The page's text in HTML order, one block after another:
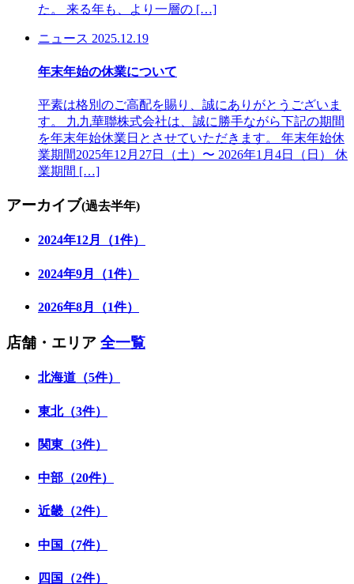
た。 来る年も、より一層の […]
ニュース 2025.12.19
年末年始の休業について
平素は格別のご高配を賜り、誠にありがとうございま
す。 九九華聯株式会社は、誠に勝手ながら下記の期間
を年末年始休業日とさせていただきます。 年末年始休
業期間2025年12月27日（土）〜 2026年1月4日（日） 休
業期間 […]
アーカイブ(過去半年)
2024年12月（1件）
2024年9月（1件）
2026年8月（1件）
店舗・エリア 全一覧
北海道（5件）
東北（3件）
関東（3件）
中部（20件）
近畿（2件）
中国（7件）
四国（2件）